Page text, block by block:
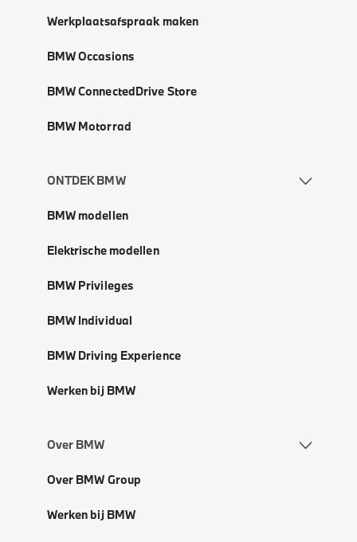
Werkplaatsafspraak maken
BMW Occasions
BMW ConnectedDrive Store
BMW Motorrad
ONTDEK BMW
BMW modellen
Elektrische modellen
BMW Privileges
BMW Individual
BMW Driving Experience
Werken bij BMW
Over BMW
Over BMW Group
Werken bij BMW